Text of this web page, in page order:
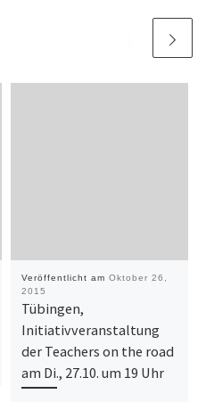
Veröffentlicht am Oktober 26,
2015
Tübingen,
Initiativveranstaltung
der Teachers on the road
am Di., 27.10. um 19 Uhr